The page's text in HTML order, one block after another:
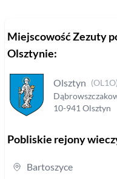
MiejscowośćZezuty
Olsztynie:
Olsztyn (OL1O)
10-941 Olsztyn
Pobliskie rejony
Bartoszyce